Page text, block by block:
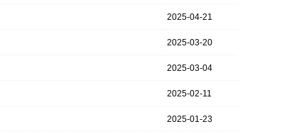
2025-04-21
2025-03-20
2025-03-04
2025-02-11
2025-01-23